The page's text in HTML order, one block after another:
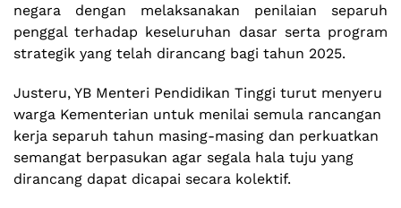
negara dengan melaksanakan penilaian separuh
penggal terhadap keseluruhan dasar serta program
strategik yang telah dirancang bagi tahun 2025.
Justeru, YB Menteri Pendidikan Tinggi turut menyeru
warga Kementerian untuk menilai semula rancangan
kerja separuh tahun masing-masing dan perkuatkan
semangat berpasukan agar segala hala tuju yang
dirancang dapat dicapai secara kolektif.